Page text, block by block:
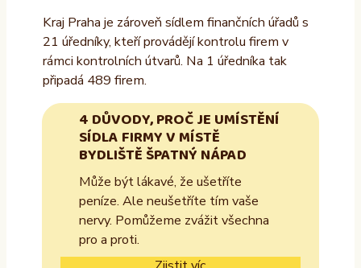
Kraj Praha je zároveň sídlem finančních úřadů s
21 úředníky, kteří provádějí kontrolu firem v
rámci kontrolních útvarů. Na 1 úředníka tak
připadá 489 firem.
4 DŮVODY, PROČ JE UMÍSTĚNÍ
SÍDLA FIRMY V MÍSTĚ
BYDLIŠTĚ ŠPATNÝ NÁPAD
Může být lákavé, že ušetříte
peníze. Ale neušetříte tím vaše
nervy. Pomůžeme zvážit všechna
pro a proti.